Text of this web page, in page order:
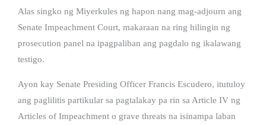
Alas singko ng Miyerkules ng hapon nang mag-adjourn ang
Senate Impeachment Court, makaraan na ring hilingin ng
prosecution panel na ipagpaliban ang pagdalo ng ikalawang
testigo.
Ayon kay Senate Presiding Officer Francis Escudero, itutuloy
ang paglilitis partikular sa pagtalakay pa rin sa Article IV ng
Articles of Impeachment o grave threats na isinampa laban